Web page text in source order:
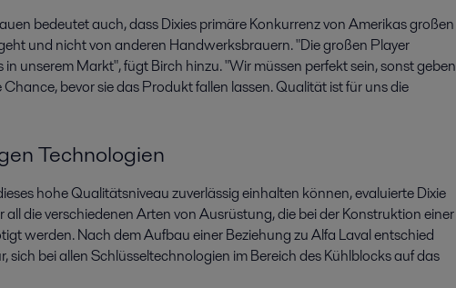
bedeutet auch, dass Dixies primäre Konkurrenz von Amerikas großen
und nicht von anderen Handwerksbrauern. "Die großen Player
unserem Markt", fügt Birch hinzu. "Wir müssen perfekt sein, sonst geben
bevor sie das Produkt fallen lassen. Qualität ist für uns die
Technologien
hohe Qualitätsniveau zuverlässig einhalten können, evaluierte Dixie
all die verschiedenen Arten von Ausrüstung, die bei der Konstruktion einer
werden. Nach dem Aufbau einer Beziehung zu Alfa Laval entschied
sich bei allen Schlüsseltechnologien im Bereich des Kühlblocks auf das